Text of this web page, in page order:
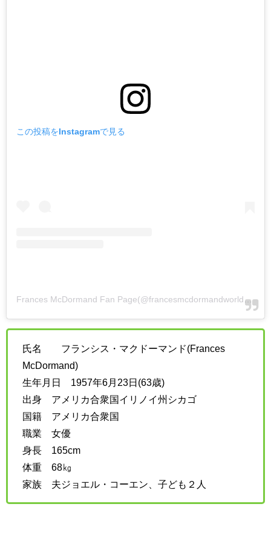
この投稿をInstagramで見る
Frances McDormand Fan Page(@francesmcdormandworld)がシェアした投稿
氏名 フランシス・マクドーマンド(Frances
McDormand)
生年月日 1957年6月23日(63歳)
出身 アメリカ合衆国イリノイ州シカゴ
国籍 アメリカ合衆国
職業 女優
身長 165cm
体重 68㎏
家族 夫ジョエル・コーエン、子ども２人